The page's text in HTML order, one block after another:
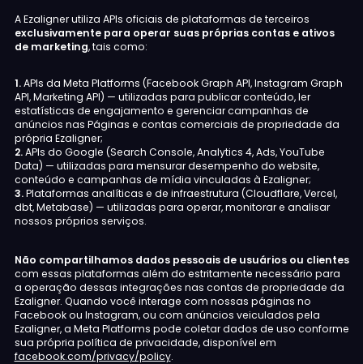
A Ezaligner utiliza APIs oficiais de plataformas de terceiros
exclusivamente para operar suas próprias contas e ativos
de marketing, tais como:
1.APIs da Meta Platforms (Facebook Graph API, Instagram Graph
API, Marketing API) — utilizadas para publicar conteúdo, ler
estatísticas de engajamento e gerenciar campanhas de
anúncios nas Páginas e contas comerciais de propriedade da
própria Ezaligner;
2.APIs do Google (Search Console, Analytics 4, Ads, YouTube
Data) — utilizadas para mensurar desempenho do website,
conteúdo e campanhas de mídia vinculadas à Ezaligner;
3.Plataformas analíticas e de infraestrutura (Cloudflare, Vercel,
dbt, Metabase) — utilizadas para operar, monitorar e analisar
nossos próprios serviços.
Não compartilhamos dados pessoais de usuários ou clientes
com essas plataformas além do estritamente necessário para
a operação dessas integrações nas contas de propriedade da
Ezaligner. Quando você interage com nossas páginas no
Facebook ou Instagram, ou com anúncios veiculados pela
Ezaligner, a Meta Platforms pode coletar dados de uso conforme
sua própria política de privacidade, disponível em
facebook.com/privacy/policy.